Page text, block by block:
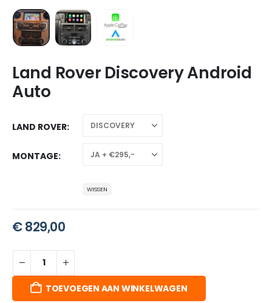
Land Rover Discovery Android
Auto
LAND ROVER
MONTAGE
WISSEN
€829,00
TOEVOEGEN AAN WINKELWAGEN